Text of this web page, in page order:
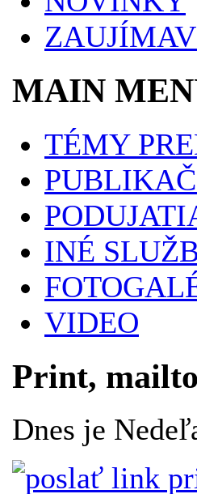
MAIN
TÉMY
INÉ
VIDEO
Print,
Dnes je